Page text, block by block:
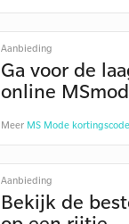
Aanbieding
Ga voor de
online
Meer MS Mode
Aanbieding
Bekijk de